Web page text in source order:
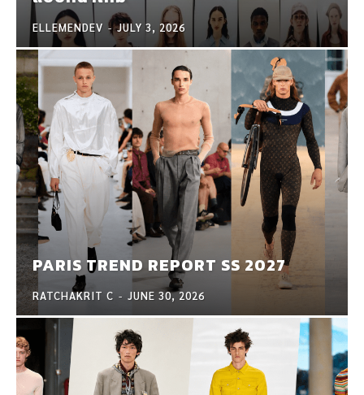
ELLEMENDEV - JULY 3, 2026
PARIS TREND REPORT SS 2027
RATCHAKRIT C - JUNE 30, 2026